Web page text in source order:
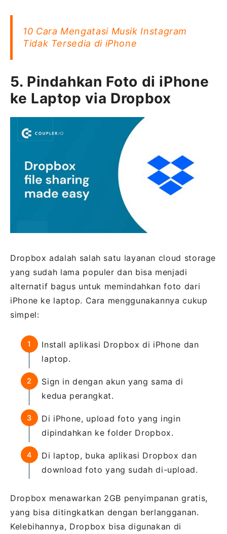
10 Cara Mengatasi Musik Instagram
Tidak Tersedia di iPhone
5. Pindahkan Foto di iPhone
ke Laptop via Dropbox
Dropbox adalah salah satu layanan cloud storage
yang sudah lama populer dan bisa menjadi
alternatif bagus untuk memindahkan foto dari
iPhone ke laptop. Cara menggunakannya cukup
simpel:
Install aplikasi Dropbox di iPhone dan
laptop.
Sign in dengan akun yang sama di
kedua perangkat.
Di iPhone, upload foto yang ingin
dipindahkan ke folder Dropbox.
Di laptop, buka aplikasi Dropbox dan
download foto yang sudah di-upload.
Dropbox menawarkan 2GB penyimpanan gratis,
yang bisa ditingkatkan dengan berlangganan.
Kelebihannya, Dropbox bisa digunakan di